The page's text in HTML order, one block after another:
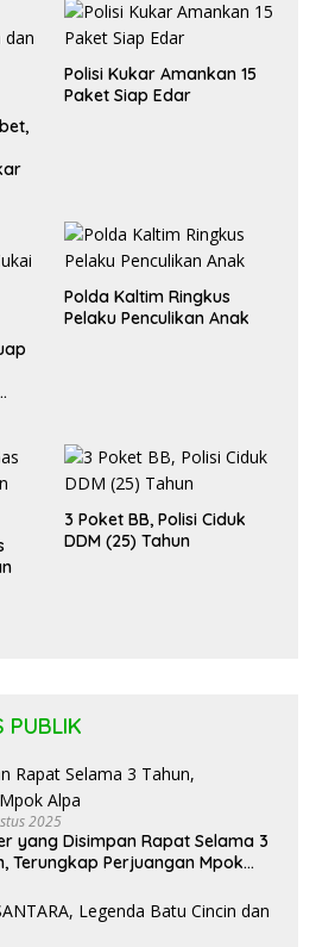
Polisi Kukar Amankan 15
Paket Siap Edar
Polda Kaltim Ringkus
Pelaku Penculikan Anak
3 Poket BB, Polisi Ciduk
DDM (25) Tahun
PUBLIK
2025
yang Disimpan Rapat Selama 3
Terungkap Perjuangan Mpok